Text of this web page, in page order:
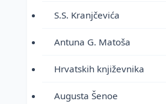
S.S. Kranjčevića
Antuna G. Matoša
Hrvatskih književnika
Augusta Šenoe